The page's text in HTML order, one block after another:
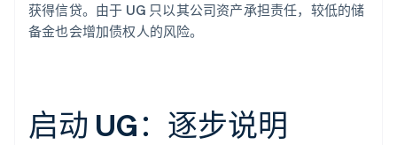
获得信贷。由于 UG 只以其公司资产承担责任，较低的储
备金也会增加债权人的风险。
启动 UG：逐步说明